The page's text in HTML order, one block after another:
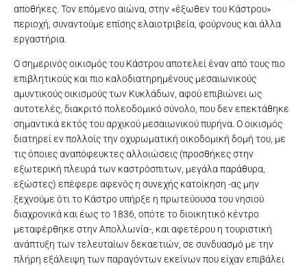
αποθήκες. Τον επόμενο αιώνα, στην «έξωθεν του Κάστρου»
περιοχή, συναντούμε επίσης ελαιοτριβεία, φούρνους και άλλα
εργαστήρια.
Ο σημερινός οικισμός του Κάστρου αποτελεί έναν από τους πιο
επιβλητικούς και πιο καλοδιατηρημένους μεσαιωνικούς
αμυντικούς οικισμούς των Κυκλάδων, αφού επιβιώνει ως
αυτοτελές, διακριτό πολεοδομικό σύνολο, που δεν επεκτάθηκε
σημαντικά εκτός του αρχικού μεσαιωνικού πυρήνα. Ο οικισμός
διατηρεί εν πολλοίς την οχυρωματική οικοδομική δομή του, με
τις όποιες αναπόφευκτες αλλοιώσεις (προσθήκες στην
εξωτερική πλευρά των καστρόσπιτων, μεγάλα παράθυρα,
εξώστες) επέφερε αφενός η συνεχής κατοίκηση -ας μην
ξεχνούμε ότι το Κάστρο υπήρξε η πρωτεύουσα του νησιού
διαχρονικά και έως το 1836, οπότε το διοικητικό κέντρο
μεταφέρθηκε στην Απολλωνία-, και αφετέρου η τουριστική
ανάπτυξη των τελευταίων δεκαετιών, σε συνδυασμό με την
πλήρη εξάλειψη των παραγόντων εκείνων που είχαν επιβάλει